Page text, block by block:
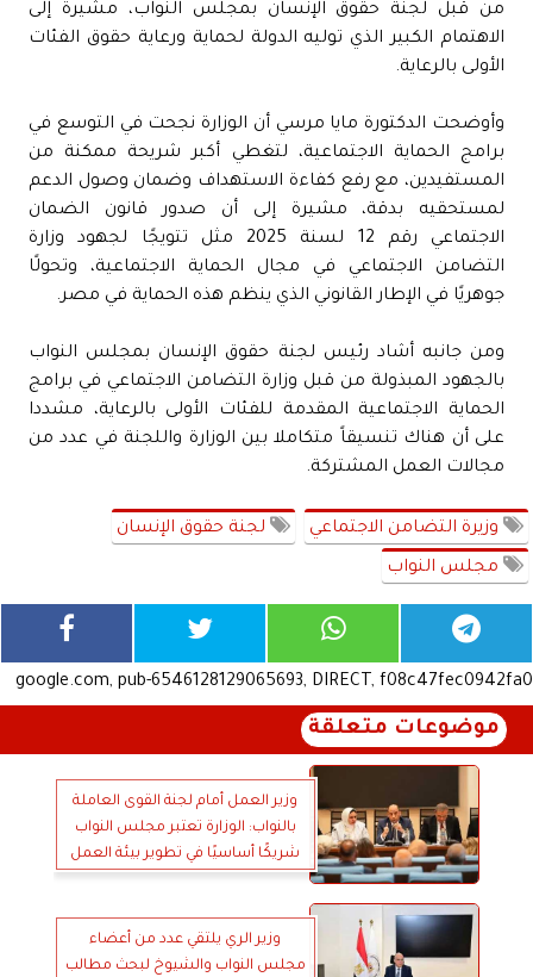
من قبل لجنة حقوق الإنسان بمجلس النواب، مشيرة إلى
الاهتمام الكبير الذي توليه الدولة لحماية ورعاية حقوق الفئات
الأولى بالرعاية.
وأوضحت الدكتورة مايا مرسي أن الوزارة نجحت في التوسع في
برامج الحماية الاجتماعية، لتغطي أكبر شريحة ممكنة من
المستفيدين، مع رفع كفاءة الاستهداف وضمان وصول الدعم
لمستحقيه بدقة، مشيرة إلى أن صدور قانون الضمان
الاجتماعي رقم 12 لسنة 2025 مثل تتويجًا لجهود وزارة
التضامن الاجتماعي في مجال الحماية الاجتماعية، وتحولًا
جوهريًا في الإطار القانوني الذي ينظم هذه الحماية في مصر.
ومن جانبه أشاد رئيس لجنة حقوق الإنسان بمجلس النواب
بالجهود المبذولة من قبل وزارة التضامن الاجتماعي في برامج
الحماية الاجتماعية المقدمة للفئات الأولى بالرعاية، مشددا
على أن هناك تنسيقاً متكاملا بين الوزارة واللجنة في عدد من
مجالات العمل المشتركة.
وزيرة التضامن الاجتماعي لجنة حقوق الإنسان
مجلس النواب
google.com, pub-6546128129065693, DIRECT, f08c47fec0942fa0
موضوعات متعلقة
وزير العمل أمام لجنة القوى العاملة
بالنواب: الوزارة تعتبر مجلس النواب
شريكًا أساسيًا في تطوير بيئة العمل
وزير الري يلتقي عدد من أعضاء
مجلس النواب والشيوخ لبحث مطالب